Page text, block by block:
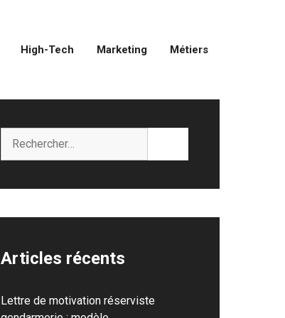
High-Tech Marketing Métiers
Articles récents
Lettre de motivation réserviste